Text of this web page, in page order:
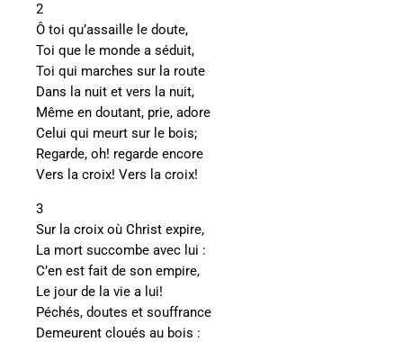
2
Ô toi qu’assaille le doute,
Toi que le monde a séduit,
Toi qui marches sur la route
Dans la nuit et vers la nuit,
Même en doutant, prie, adore
Celui qui meurt sur le bois;
Regarde, oh! regarde encore
Vers la croix! Vers la croix!
3
Sur la croix où Christ expire,
La mort succombe avec lui :
C’en est fait de son empire,
Le jour de la vie a lui!
Péchés, doutes et souffrance
Demeurent cloués au bois :